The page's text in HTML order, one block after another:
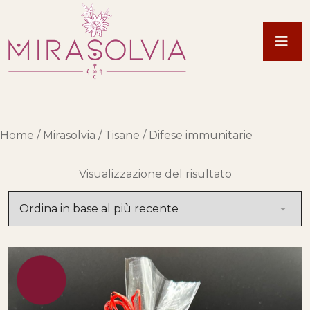
Home / Mirasolvia / Tisane / Difese immunitarie
Visualizzazione del risultato